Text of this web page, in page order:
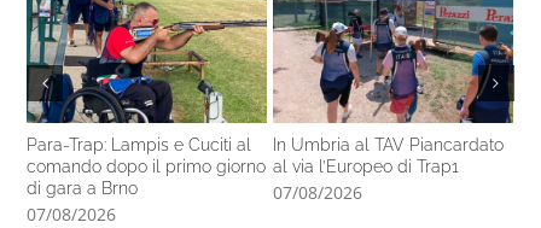
Para-Trap: Lampis e Cuciti al
comando dopo il primo giorno
di gara a Brno
07/08/2026
In Umbria al TAV Piancardato
al via l’Europeo di Trap1
07/08/2026